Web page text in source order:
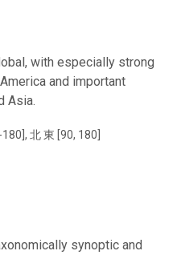
with especially strong
and important
Asia.
北 東 [90, 180]
synoptic and